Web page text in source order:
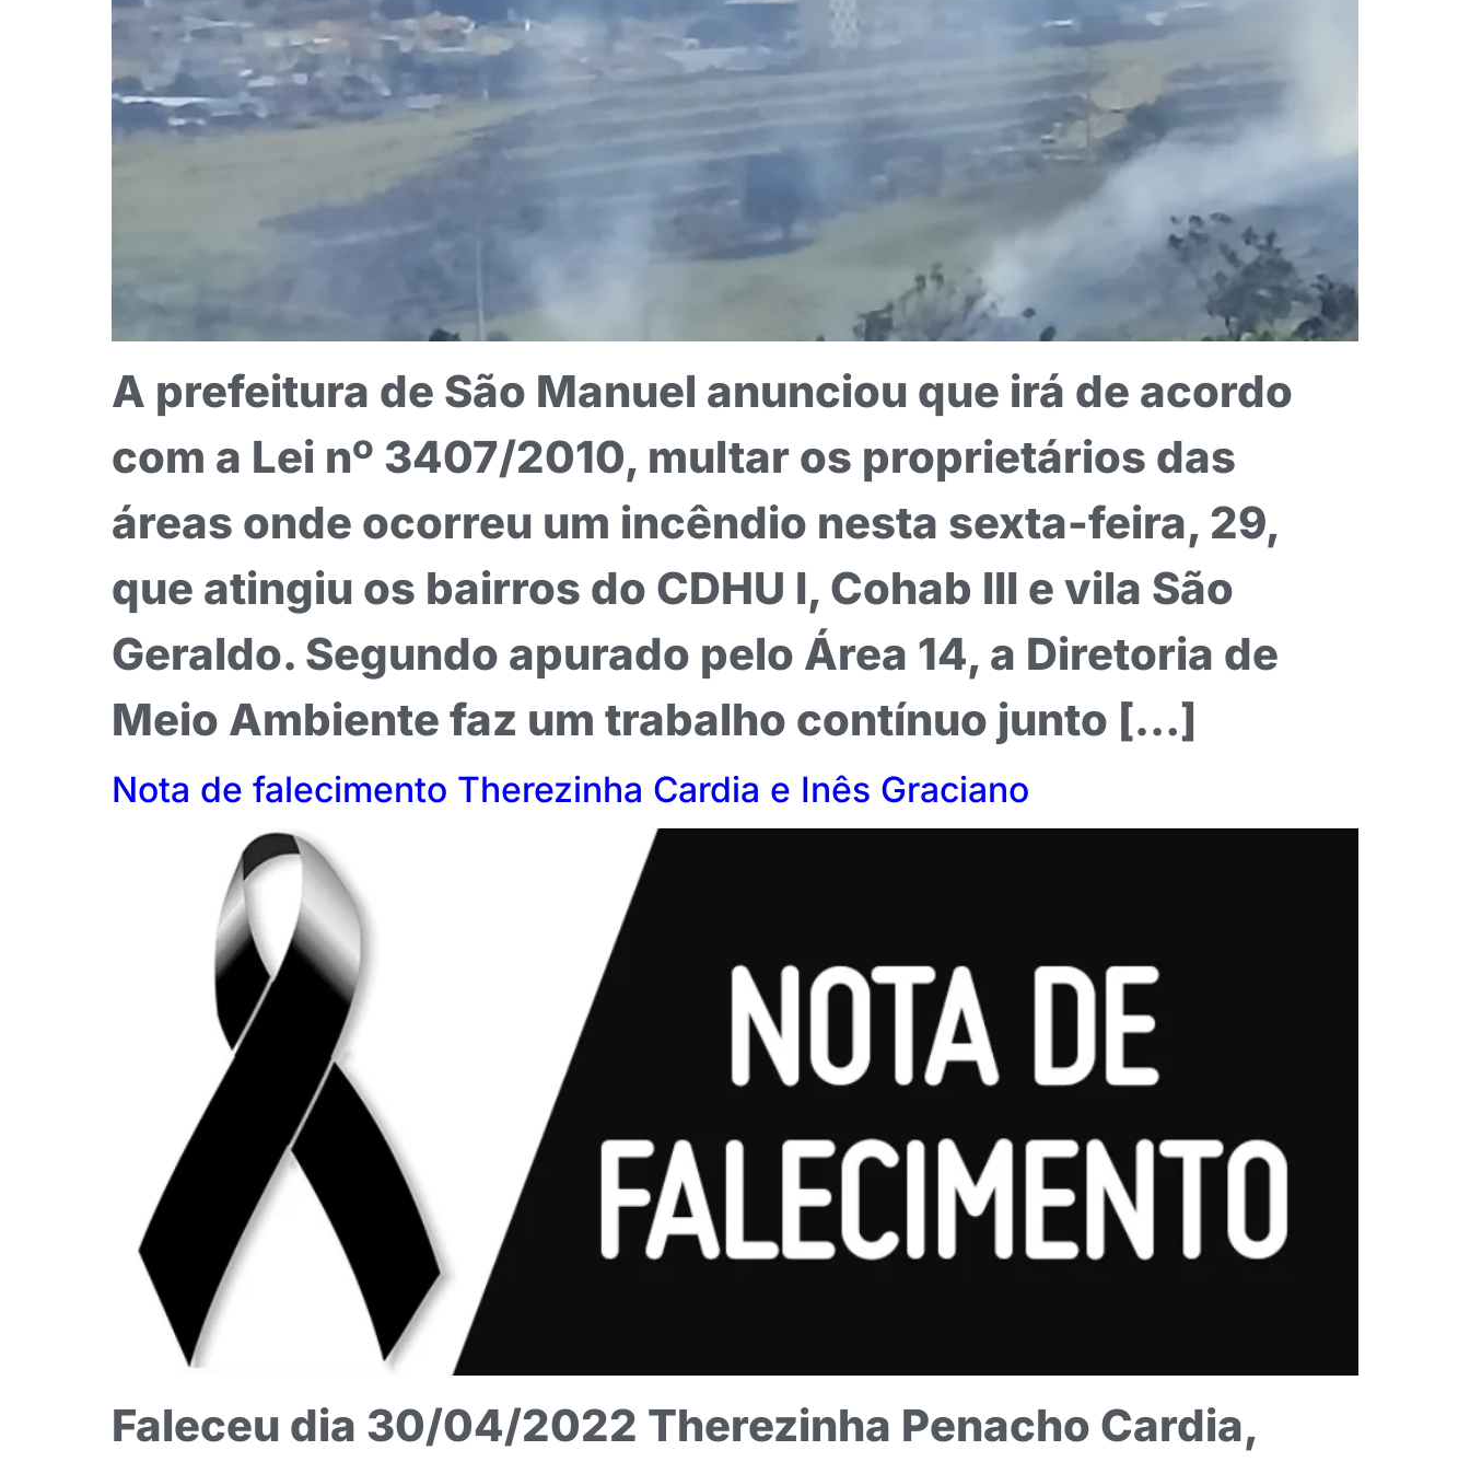
A prefeitura de São Manuel anunciou que irá de acordo
com a Lei nº 3407/2010, multar os proprietários das
áreas onde ocorreu um incêndio nesta sexta-feira, 29,
que atingiu os bairros do CDHU I, Cohab III e vila São
Geraldo. Segundo apurado pelo Área 14, a Diretoria de
Meio Ambiente faz um trabalho contínuo junto […]
Nota de falecimento Therezinha Cardia e Inês Graciano
Faleceu dia 30/04/2022 Therezinha Penacho Cardia,